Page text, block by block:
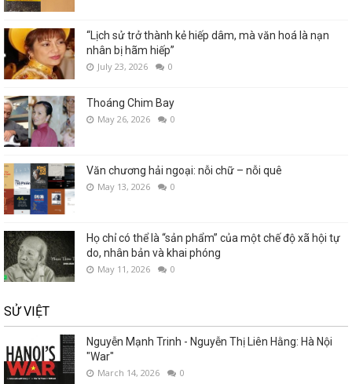
“Lịch sử trở thành kẻ hiếp dâm, mà văn hoá là nạn
nhân bị hãm hiếp”
July 23, 2026 0
Thoáng Chim Bay
May 26, 2026 0
Văn chương hải ngoại: nỗi chữ – nỗi quê
May 13, 2026 0
Họ chỉ có thể là “sản phẩm” của một chế độ xã hội tự
do, nhân bản và khai phóng
May 11, 2026 0
SỬ VIỆT
Nguyễn Mạnh Trinh - Nguyễn Thị Liên Hằng: Hà Nội
"War"
March 14, 2026 0